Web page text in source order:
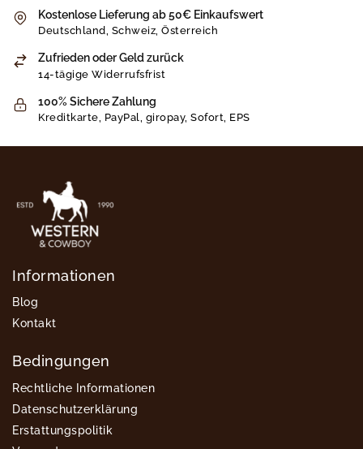
Kostenlose Lieferung ab 50€ Einkaufswert
Deutschland, Schweiz, Österreich
Zufrieden oder Geld zurück
14-tägige Widerrufsfrist
100% Sichere Zahlung
Kreditkarte, PayPal, giropay, Sofort, EPS
Informationen
Blog
Kontakt
Bedingungen
Rechtliche Informationen
Datenschutzerklärung
Erstattungspolitik